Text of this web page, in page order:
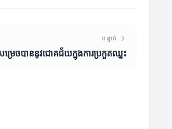
បន្ទាប់
រេចបាននូវជោគជ័យក្នុងការប្រកួតឈ្នះ